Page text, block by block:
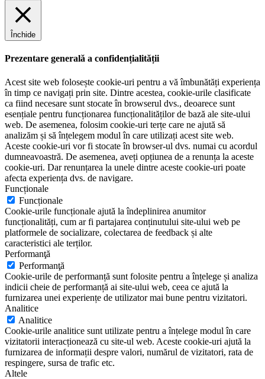
Închide
Prezentare generală a confidențialității
Acest site web folosește cookie-uri pentru a vă îmbunătăți experiența
în timp ce navigați prin site. Dintre acestea, cookie-urile clasificate
ca fiind necesare sunt stocate în browserul dvs., deoarece sunt
esențiale pentru funcționarea funcționalităților de bază ale site-ului
web. De asemenea, folosim cookie-uri terțe care ne ajută să
analizăm și să înțelegem modul în care utilizați acest site web.
Aceste cookie-uri vor fi stocate în browser-ul dvs. numai cu acordul
dumneavoastră. De asemenea, aveți opțiunea de a renunța la aceste
cookie-uri. Dar renunțarea la unele dintre aceste cookie-uri poate
afecta experiența dvs. de navigare.
Funcționale
Funcționale
Cookie-urile funcționale ajută la îndeplinirea anumitor
funcționalități, cum ar fi partajarea conținutului site-ului web pe
platformele de socializare, colectarea de feedback și alte
caracteristici ale terților.
Performanţă
Performanţă
Cookie-urile de performanță sunt folosite pentru a înțelege și analiza
indicii cheie de performanță ai site-ului web, ceea ce ajută la
furnizarea unei experiențe de utilizator mai bune pentru vizitatori.
Analitice
Analitice
Cookie-urile analitice sunt utilizate pentru a înțelege modul în care
vizitatorii interacționează cu site-ul web. Aceste cookie-uri ajută la
furnizarea de informații despre valori, numărul de vizitatori, rata de
respingere, sursa de trafic etc.
Altele